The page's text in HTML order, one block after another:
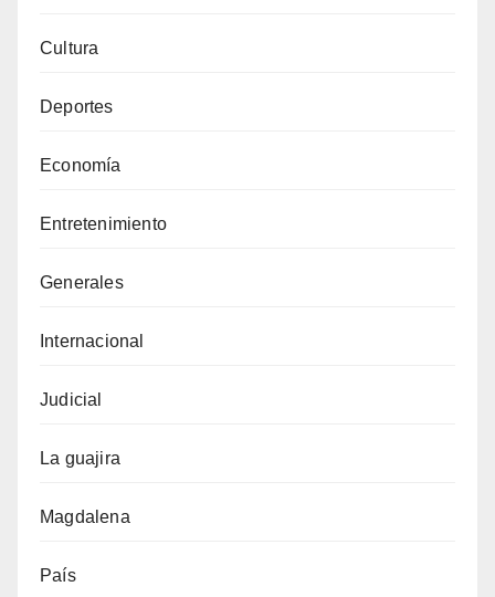
Cultura
Deportes
Economía
Entretenimiento
Generales
Internacional
Judicial
La guajira
Magdalena
País